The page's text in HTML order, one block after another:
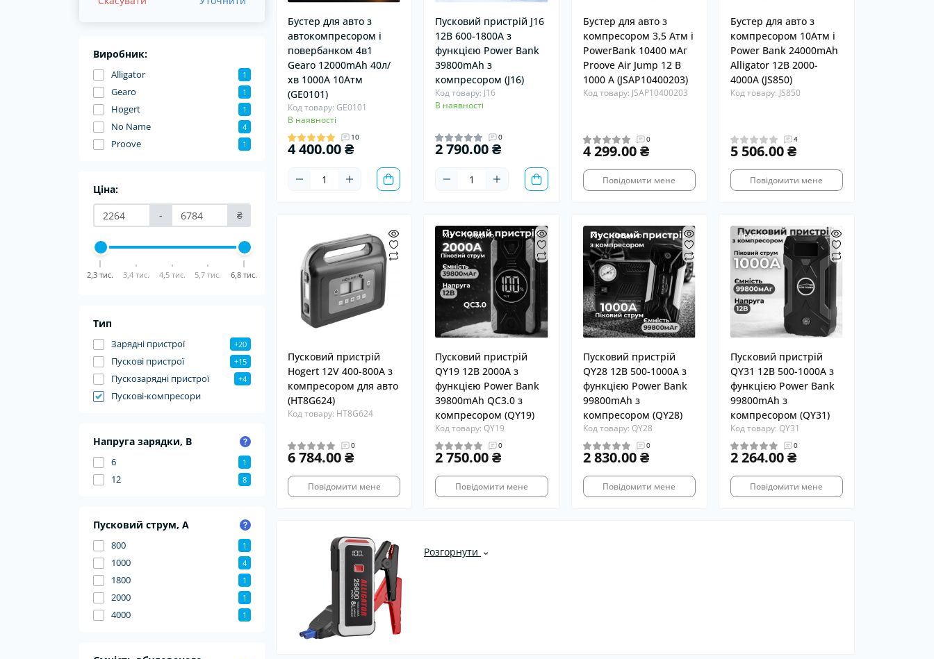
Виробник:
Alligator 1
Gearo 1
Hogert 1
No Name 4
Proove 1
Ціна:
-
₴
2,3 тис. 3,4 тис. 4,5 тис. 5,7 тис. 6,8 тис.
Тип
Зарядні пристрої +20
Пускові пристрої +15
Пускозарядні пристрої +4
Пускові-компресори
Напруга зарядки, В
6 1
12 8
Пусковий струм, А
800 1
1000 4
1800 1
2000 1
4000 1
Бустер для авто з
автокомпресором і
повербанком 4в1
Gearo 12000mAh 40л/
хв 1000А 10Атм
(GE0101)
Код товару: GE0101
В наявності
10
4 400.00 ₴
Пусковий пристрій J16
12В 600-1800A з
функцією Power Bank
39800mAh з
компресором (J16)
Код товару: J16
В наявності
0
2 790.00 ₴
Бустер для авто з
компресором 3,5 Атм і
PowerBank 10400 мАг
Proove Air Jump 12 В
1000 А (JSAP10400203)
Код товару: JSAP10400203
0
4 299.00 ₴
Повідомити мене
Бустер для авто з
компресором 10Атм і
Power Bank 24000mAh
Alligator 12В 2000-
4000A (JS850)
Код товару: JS850
4
5 506.00 ₴
Повідомити мене
Пусковий пристрій
Hogert 12V 400-800A з
компресором для авто
(HT8G624)
Код товару: HT8G624
0
6 784.00 ₴
Повідомити мене
Хіт Продано
Пусковий пристрій
QY19 12В 2000A з
функцією Power Bank
39800mAh QС3.0 з
компресором (QY19)
Код товару: QY19
0
2 750.00 ₴
Повідомити мене
Хіт Продано
Пусковий пристрій
QY28 12В 500-1000A з
функцією Power Bank
99800mAh з
компресором (QY28)
Код товару: QY28
0
2 830.00 ₴
Повідомити мене
Продано
Пусковий пристрій
QY31 12В 500-1000A з
функцією Power Bank
99800mAh з
компресором (QY31)
Код товару: QY31
0
2 264.00 ₴
Повідомити мене
Розгорнути